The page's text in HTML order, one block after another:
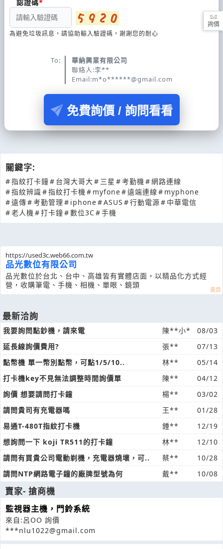
認證碼
為避免垃圾訊息，請協助輸入驗證碼，謝謝您的耐心
To:
華納興業有限公司
聯絡人:李**
Email:m*o******@gmail.com
免費詢價 / 詢問看看
關鍵字:
#指紋打卡鐘# 台灣大哥大# 三星 #考勤機#網路連線
#指紋辨識#指紋打卡機# myfone#遠端連線 # myphone
#遠傳#考勤管理 # iphone#ASUS #行動電源# 中華電信
#老人機#打卡鐘#數位3C#手機
https://used3c.web66.com.tw
品光數位有限公司
品光數位於台北、台中、高雄皆有實體店面，以精品化方式經
營，收購筆電、手機、相機、單眼、鏡頭
最新洽詢
我要詢問點鈔機，請來電 陳**小*
08/03
延長線詢價費用?
張**
07/13
點幣機 單一幣別點幣，可點1/5/10..
林**
05/14
打卡機key不見無法調整時間詢價單
陳**
04/12
詢價 想要請問打卡鐘
楊**
03/02
請問貴司有充電器嗎
王**
01/28
易通T-480T指紋打卡機
鍾**
12/19
想詢問一下 koji TR511的打卡鐘
林**
12/10
請問有買貴公司電動剃機，充電器燒壞，可..
蔡**
10/28
請問NTP網路電子鐘的廠牌型號為何
戴** 10/08
賣家- 搶商機
監視器主機，門鈴系統
來自:呂OO 詢價
***nlu1022@gmail.com
詢價